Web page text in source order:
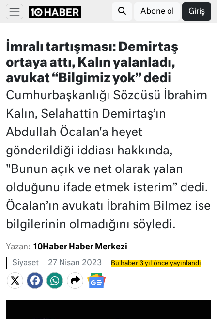
Abone ol Giriş
İmralı tartışması: Demirtaş
ortaya attı, Kalın yalanladı,
avukat “Bilgimiz yok” dedi
Cumhurbaşkanlığı Sözcüsü İbrahim
Kalın, Selahattin Demirtaş’ın
Abdullah Öcalan'a heyet
gönderildiği iddiası hakkında,
"Bunun açık ve net olarak yalan
olduğunu ifade etmek isterim” dedi.
Öcalan’ın avukatı İbrahim Bilmez ise
bilgilerinin olmadığını söyledi.
Yazan: 10Haber Haber Merkezi
Siyaset 27 Nisan 2023 Bu haber 3 yıl önce yayınlandı